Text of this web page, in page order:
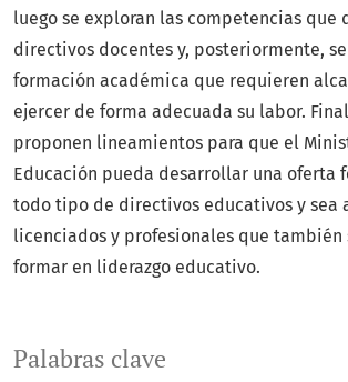
Palabras clave
luego se exploran las competencias que
directivos docentes y, posteriormente,
formación académica que requieren
ejercer de forma adecuada su labor.
proponen lineamientos para que el
Educación pueda desarrollar una oferta
todo tipo de directivos educativos y sea
licenciados y profesionales que también
formar en liderazgo educativo.